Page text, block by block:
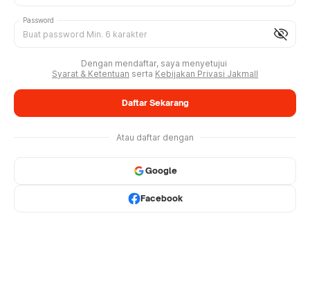
visibility_off
Password
Dengan mendaftar, saya menyetujui
Syarat & Ketentuan serta Kebijakan Privasi Jakmall
Daftar Sekarang
Atau daftar dengan
Google
Facebook